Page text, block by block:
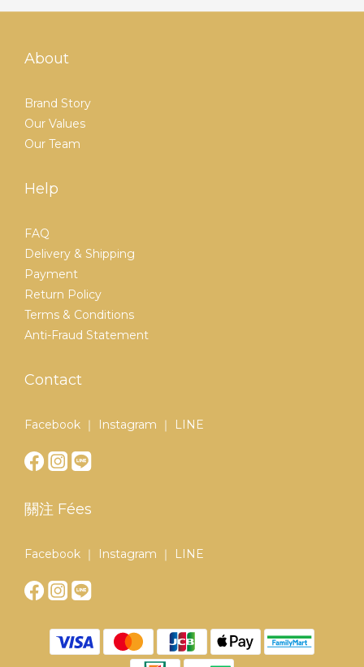
About
Brand Story
Our Values
Our Team
Help
FAQ
Delivery & Shipping
Payment
Return Policy
Terms & Conditions
Anti-Fraud Statement
Contact
Facebook ｜ Instagram ｜ LINE
關注 Fées
Facebook ｜ Instagram ｜ LINE